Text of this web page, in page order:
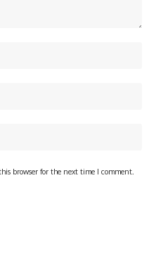
browser for the next time I comment.